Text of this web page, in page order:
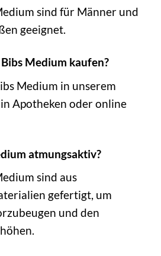
sind für Männer und
geeignet.
Medium kaufen?
Medium in unserem
Apotheken oder online
atmungsaktiv?
sind aus
gefertigt, um
und den